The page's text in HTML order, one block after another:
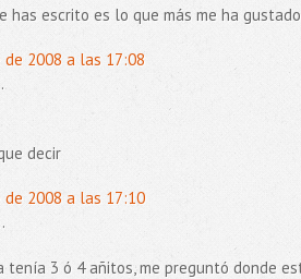
has escrito es lo que más me ha
2008 a las 17:08
decir
2008 a las 17:10
tenía 3 ó 4 añitos, me preguntó donde